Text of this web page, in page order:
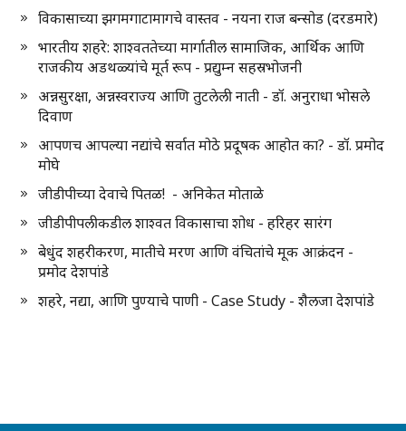
विकासाच्या झगमगाटामागचे वास्तव - नयना राज बन्सोड (दरडमारे)
भारतीय शहरे: शाश्वततेच्या मार्गातील सामाजिक, आर्थिक आणि
राजकीय अडथळ्यांचे मूर्त रूप - प्रद्युम्न सहस्रभोजनी
अन्नसुरक्षा, अन्नस्वराज्य आणि तुटलेली नाती - डॉ. अनुराधा भोसले
दिवाण
आपणच आपल्या नद्यांचे सर्वात मोठे प्रदूषक आहोत का? - डॉ. प्रमोद
मोघे
जीडीपीच्या देवाचे पितळ! - अनिकेत मोताळे
जीडीपीपलीकडील शाश्वत विकासाचा शोध - हरिहर सारंग
बेधुंद शहरीकरण, मातीचे मरण आणि वंचितांचे मूक आक्रंदन -
प्रमोद देशपांडे
शहरे, नद्या, आणि पुण्याचे पाणी - Case Study - शैलजा देशपांडे